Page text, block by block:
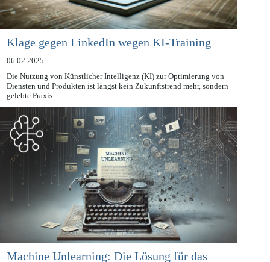
Klage gegen LinkedIn wegen KI-Training
06.02.2025
Die Nutzung von Künstlicher Intelligenz (KI) zur Optimierung von
Diensten und Produkten ist längst kein Zukunftstrend mehr, sondern
gelebte Praxis…